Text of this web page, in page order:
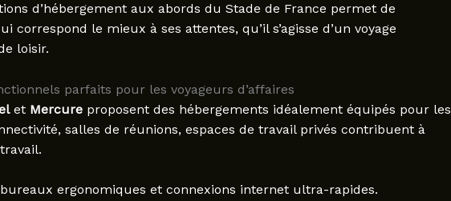
d’hébergement aux abords du Stade de France permet de
le mieux à ses attentes, qu’il s’agisse d’un voyage
loisir.
parfaits pour les voyageurs d’affaires
et Mercureproposent des hébergements idéalement équipés pour les
salles de réunions, espaces de travail privés contribuent à
ergonomiques et connexions internet ultra-rapides.